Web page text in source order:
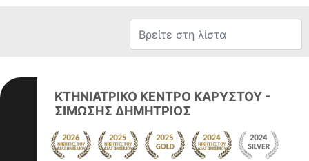
ΚΤΗΝΙΑΤΡΙΚΟ ΚΕΝΤΡΟ ΚΑΡΥΣΤΟΥ -
ΣΙΜΩΣΗΣ ΔΗΜΗΤΡΙΟΣ